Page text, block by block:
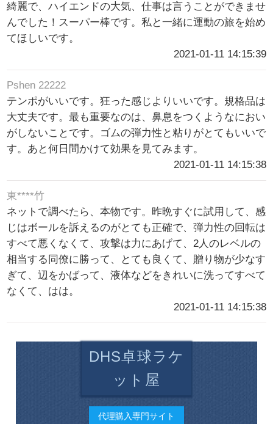
綺麗で、ハイエンドの大気、仕事は言うことができませ
んでした！スーパー棒です。私と一緒に運動の旅を始め
てほしいです。
2021-01-11 14:15:39
Pshen 22222
テンポがいいです。狂った感じよりいいです。規格品は
大丈夫です。最も重要なのは、鼻息をつくようなにおい
がしないことです。ゴムの弾力性と粘りがとてもいいで
す。あと何日間かけて効果を見てみます。
2021-01-11 14:15:38
東****竹
ネットで調べたら、本物です。昨晩すぐに試用して、感
じはボールを訴えるのがとても正確で、弾力性の回転は
すべて悪くなくて、攻撃は力にあげて、2人のレベルの
相当する同僚に勝って、とても良くて、贈り物が少なす
ぎて、辺をかばって、液体などをきれいに洗ってすべて
なくて、はは。
2021-01-11 14:15:38
DHS卓球ラケ
ット屋
代理購入専門サイト